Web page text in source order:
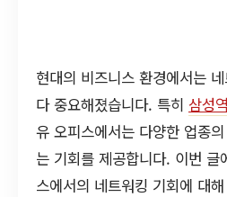
현대의 비즈니스 환경에서는
다 중요해졌습니다. 특히 삼성
유 오피스에서는 다양한 업종
는 기회를 제공합니다. 이번 글
스에서의 네트워킹 기회에 대